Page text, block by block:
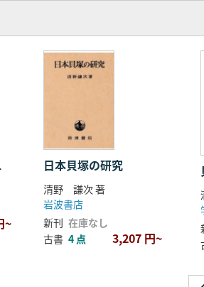
~
日本貝塚の研究
清野 謙次 著
岩波書店
新刊 在庫なし
古書 4 点 3,207 円~